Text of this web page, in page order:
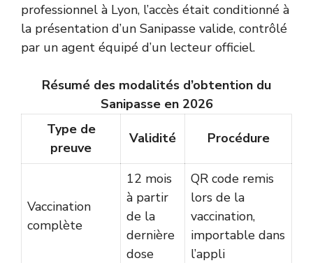
professionnel à Lyon, l’accès était conditionné à
la présentation d’un Sanipasse valide, contrôlé
par un agent équipé d’un lecteur officiel.
Résumé des modalités d’obtention du
Sanipasse en 2026
Type de
preuve
Validité Procédure
Vaccination
complète
12 mois
à partir
de la
dernière
dose
QR code remis
lors de la
vaccination,
importable dans
l’appli